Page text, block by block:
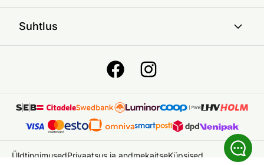
Suhtlus
ÜldtingimusedPrivaatsus ja andmekaitseKüpsised